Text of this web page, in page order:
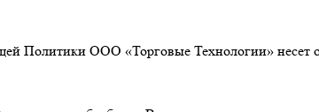
Политики ООО «Торговые Технологии» несет